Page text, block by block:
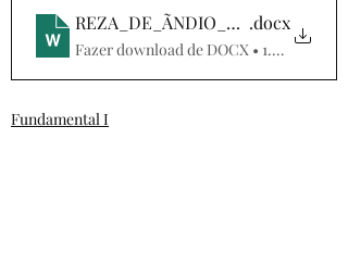
.docx
Fazer download de DOCX • 1.41MB
Fundamental I